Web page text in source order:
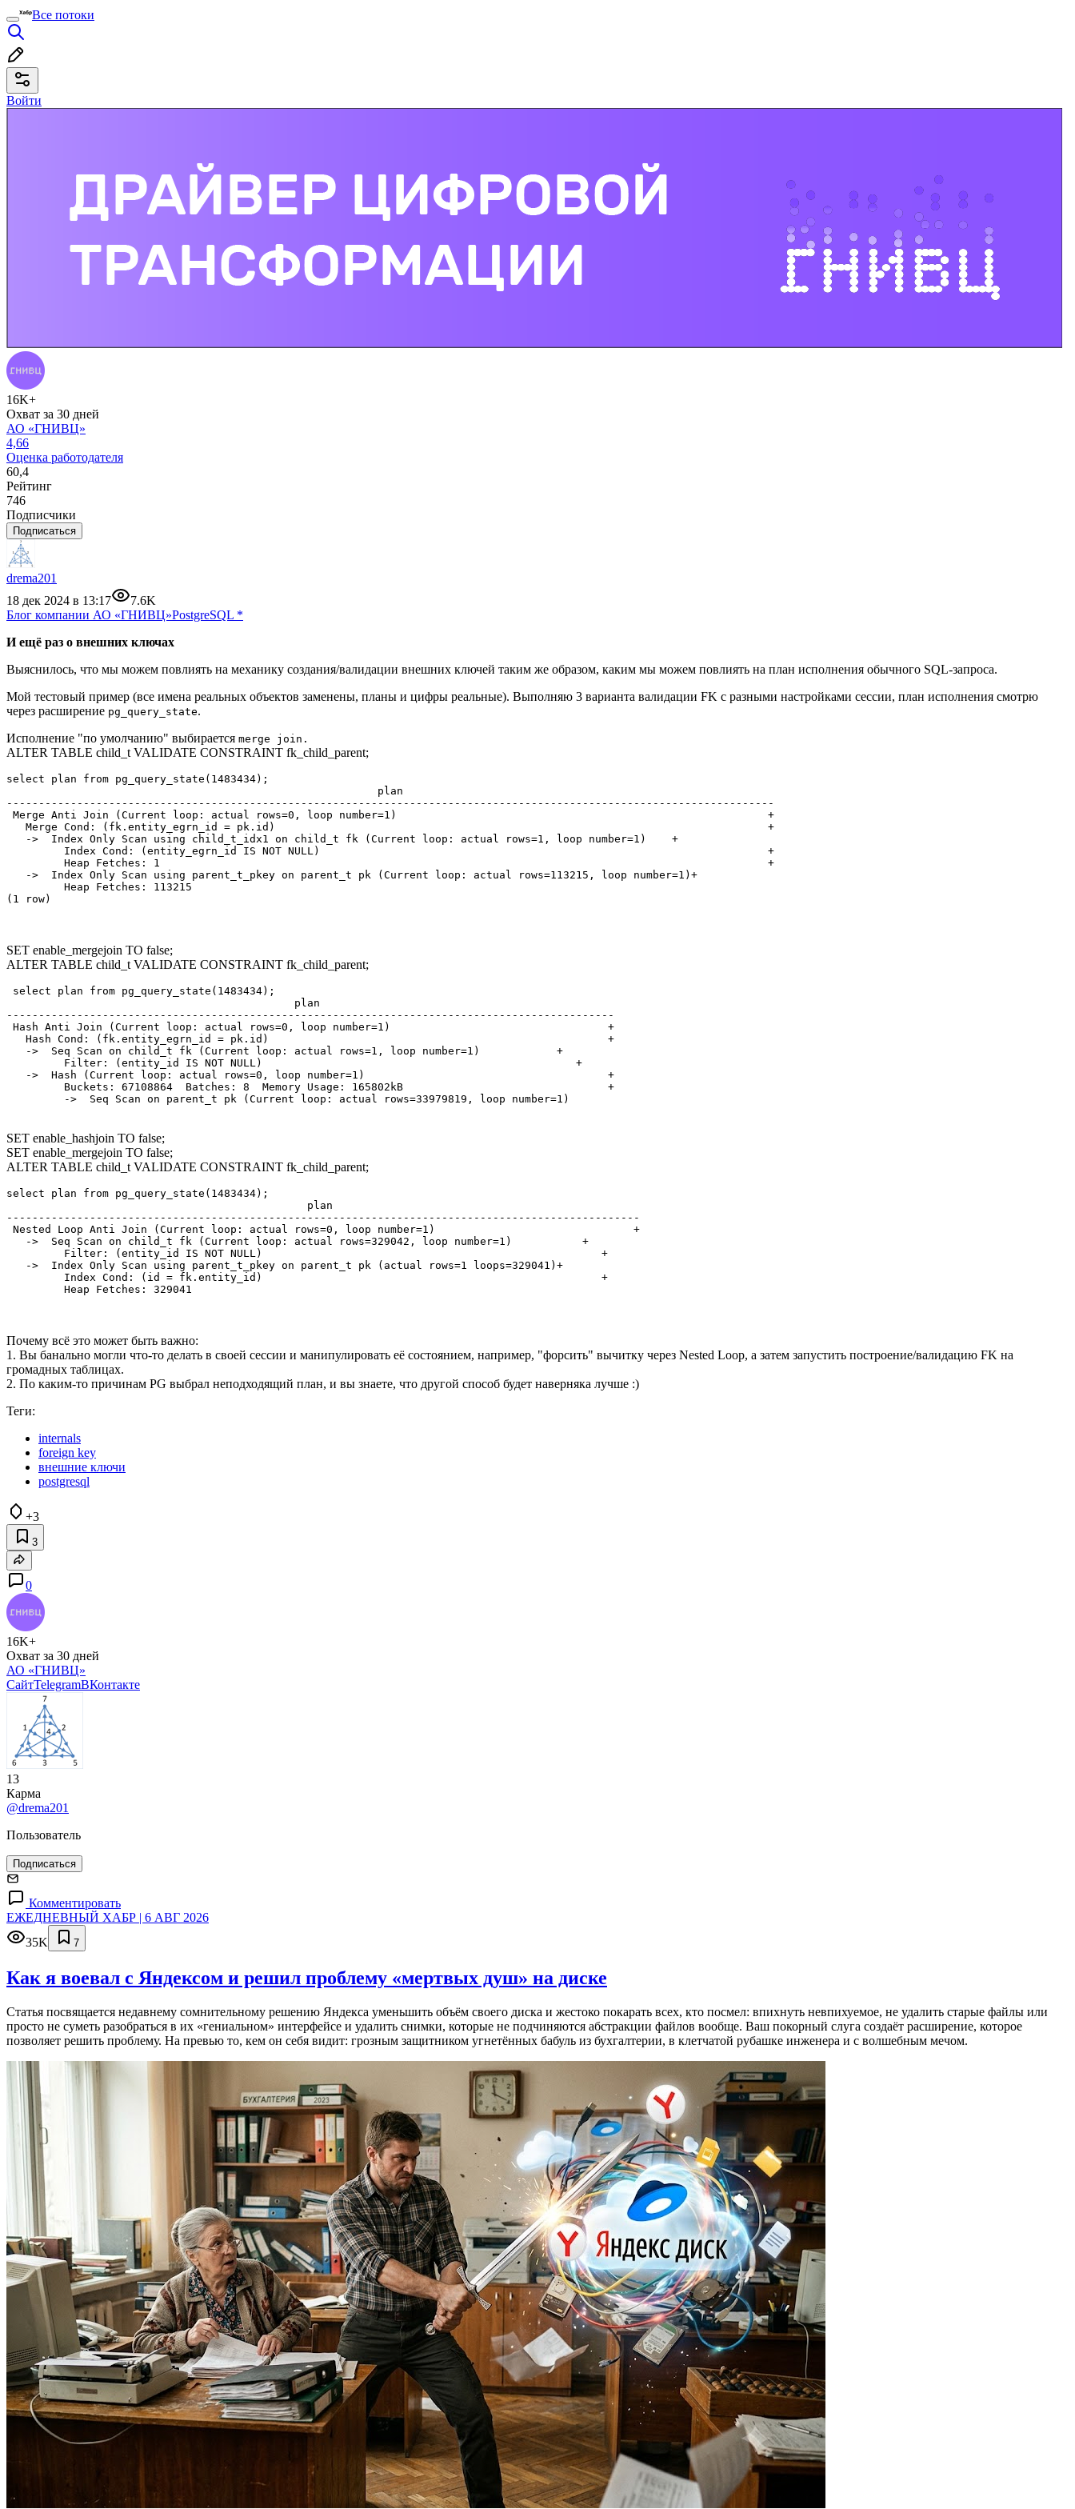
Все потоки
Войти
16K+
Охват за 30 дней
АО «ГНИВЦ»
4,66
Оценка работодателя
60,4
Рейтинг
746
Подписчики
Подписаться
drema201
18 дек 2024 в 13:17
7.6K
Блог компании АО «ГНИВЦ»PostgreSQL *
И ещё раз о внешних ключах
Выяснилось, что мы можем повлиять на механику создания/валидации внешних ключей таким же образом, каким мы можем повлиять на план исполнения обычного SQL-запроса.
Мой тестовый пример (все имена реальных объектов заменены, планы и цифры реальные). Выполняю 3 варианта валидации FK c разными настройками сессии, план исполнения смотрю
через расширение pg_query_state.
Исполнение "по умолчанию" выбирается merge join.
ALTER TABLE child_t VALIDATE CONSTRAINT fk_child_parent;
select plan from pg_query_state(1483434);
                                                          plan
------------------------------------------------------------------------------------------------------------------------
Merge Anti Join (Current loop: actual rows=0, loop number=1)                                                          +
   Merge Cond: (fk.entity_egrn_id = pk.id)                                                                             +
   ->  Index Only Scan using child_t_idx1 on child_t fk (Current loop: actual rows=1, loop number=1)    +
         Index Cond: (entity_egrn_id IS NOT NULL)                                                                      +
         Heap Fetches: 1                                                                                               +
   ->  Index Only Scan using parent_t_pkey on parent_t pk (Current loop: actual rows=113215, loop number=1)+
         Heap Fetches: 113215
(1 row)
SET enable_mergejoin TO false;
ALTER TABLE child_t VALIDATE CONSTRAINT fk_child_parent;
select plan from pg_query_state(1483434);
                                             plan
-----------------------------------------------------------------------------------------------
Hash Anti Join (Current loop: actual rows=0, loop number=1)                                  +
   Hash Cond: (fk.entity_egrn_id = pk.id)                                                     +
   ->  Seq Scan on child_t fk (Current loop: actual rows=1, loop number=1)            +
         Filter: (entity_id IS NOT NULL)                                                 +
   ->  Hash (Current loop: actual rows=0, loop number=1)                                      +
         Buckets: 67108864  Batches: 8  Memory Usage: 165802kB                                +
SET enable_hashjoin TO false;
SET enable_mergejoin TO false;
ALTER TABLE child_t VALIDATE CONSTRAINT fk_child_parent;
select plan from pg_query_state(1483434);
                                               plan
---------------------------------------------------------------------------------------------------
Nested Loop Anti Join (Current loop: actual rows=0, loop number=1)                               +
   ->  Seq Scan on child_t fk (Current loop: actual rows=329042, loop number=1)           +
         Filter: (entity_id IS NOT NULL)                                                     +
   ->  Index Only Scan using parent_t_pkey on parent_t pk (actual rows=1 loops=329041)+
         Index Cond: (id = fk.entity_id)                                                     +
         Heap Fetches: 329041
Почему всё это может быть важно:
1. Вы банально могли что-то делать в своей сессии и манипулировать её состоянием, например, "форсить" вычитку через Nested Loop, а затем запустить построение/валидацию FK на
громадных таблицах.
2. По каким-то причинам PG выбрал неподходящий план, и вы знаете, что другой способ будет наверняка лучше :)
Теги:
internals
foreign key
внешние ключи
postgresql
+3
3
0
16K+
Охват за 30 дней
АО «ГНИВЦ»
СайтTelegramВКонтакте
13
Карма
@drema201
Пользователь
Подписаться
Комментировать
ЕЖЕДНЕВНЫЙ ХАБР | 6 АВГ 2026
35K
7
Как я воевал с Яндексом и решил проблему «мертвых душ» на диске
Статья посвящается недавнему сомнительному решению Яндекса уменьшить объём своего диска и жестоко покарать всех, кто посмел: впихнуть невпихуемое, не удалить старые файлы или
просто не суметь разобраться в их «гениальном» интерфейсе и удалить снимки, которые не подчиняются абстракции файлов вообще. Ваш покорный слуга создаёт расширение, которое
позволяет решить проблему. На превью то, кем он себя видит: грозным защитником угнетённых бабуль из бухгалтерии, в клетчатой рубашке инженера и с волшебным мечом.